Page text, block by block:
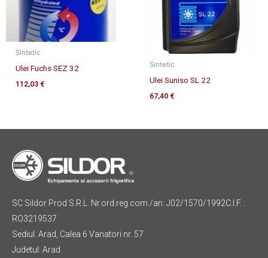
Sintetic
Ulei Fuchs SEZ 32
112,03 €
Sintetic
Ulei Suniso SL 22
67,40 €
SC Sildor Prod S.R.L. Nr.ord.reg.com./an: J02/1570/1992C.I.F. :
RO3219537
Sediul: Arad, Calea 6 Vanatori nr. 57
Judetul: Arad